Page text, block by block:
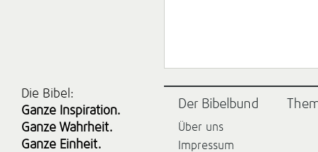
Die Bibel:
Ganze Inspiration.
Ganze Wahrheit.
Ganze Einheit.
Der Bibelbund
Über uns
Impressum